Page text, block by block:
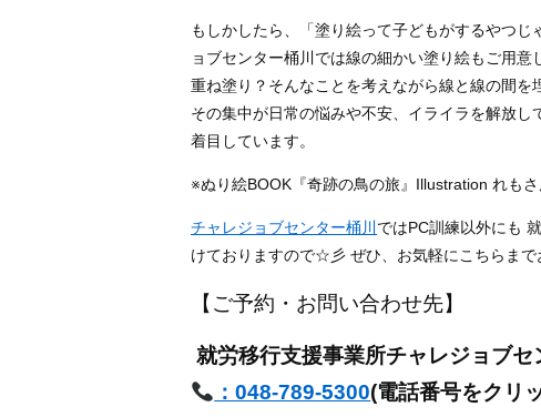
もしかしたら、「塗り絵って子どもがするやつ
ョブセンター桶川では線の細かい塗り絵もご用
重ね塗り？そんなことを考えながら線と線の間を
その集中が日常の悩みや不安、イライラを解放し
着目しています。
※ぬり絵BOOK『奇跡の鳥の旅』Illustration れも
チャレジョブセンター桶川 ではPC訓練以外にも
けておりますので☆彡 ぜひ、お気軽にこちらま
【ご予約・お問い合わせ先】
就労移行支援事業所チャレジョブ
：048-789-5300(電話番号をクリ